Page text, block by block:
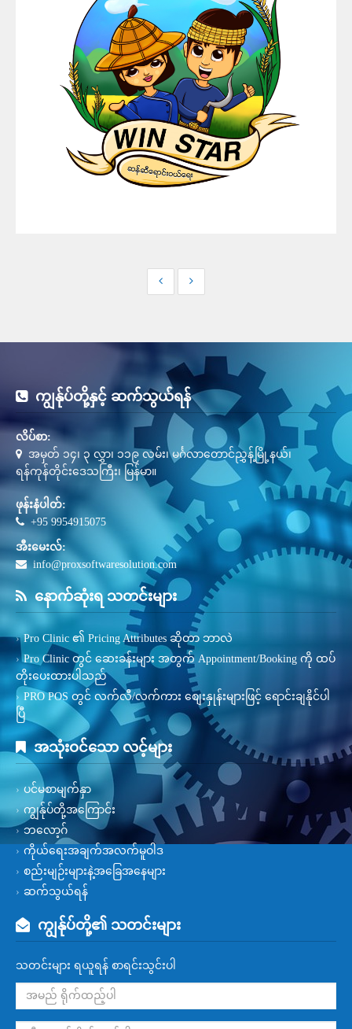
ကျွန်ုပ်တို့နှင့် ဆက်သွယ်ရန်
လိပ်စာ:
အမှတ် ၁၄၊ ၃ လွှာ၊ ၁၁၉ လမ်း၊ မင်္ဂလာတောင်ညွှန့်မြို့နယ်၊
ရန်ကုန်တိုင်းဒေသကြီး၊ မြန်မာ။
ဖုန်းနံပါတ်:
+95 9954915075
အီးမေးလ်:
info@proxsoftwaresolution.com
နောက်ဆုံးရ သတင်းများ
Pro Clinic ၏ Pricing Attributes ဆိုတာ ဘာလဲ
Pro Clinic တွင် ဆေးခန်းများ အတွက် Appointment/Booking ကို ထပ်
တိုးပေးထားပါသည်
PRO POS တွင် လက်လီ/လက်ကား စျေးနှုန်းများဖြင့် ရောင်းချနိုင်ပါ
ပြီ
အသုံးဝင်သော လင့်များ
ပင်မစာမျက်နှာ
ကျွန်ုပ်တို့အကြောင်း
ဘလော့ဂ်
ကိုယ်ရေးအချက်အလက်မူဝါဒ
စည်းမျဉ်းများနဲ့အခြေအနေများ
ဆက်သွယ်ရန်
ကျွန်ုပ်တို့၏ သတင်းများ
သတင်းများ ရယူရန် စာရင်းသွင်းပါ